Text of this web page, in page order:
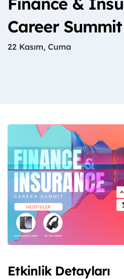
Career Summit
22 Kasım, Cuma
Etkinlik Detayları